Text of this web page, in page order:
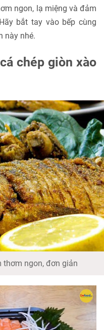
ngon, lạ miệng và đảm
bắt tay vào bếp cùng
này nhé.
chép giòn xào
thơm ngon, đơn giản